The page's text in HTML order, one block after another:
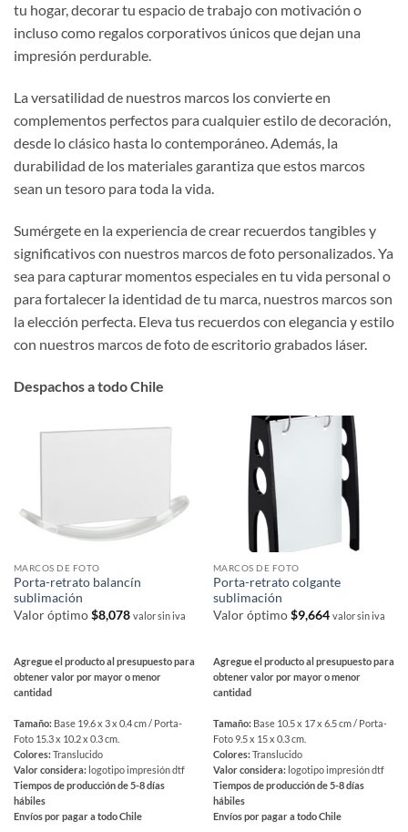
tu hogar, decorar tu espacio de trabajo con motivación o
incluso como regalos corporativos únicos que dejan una
impresión perdurable.
La versatilidad de nuestros marcos los convierte en
complementos perfectos para cualquier estilo de decoración,
desde lo clásico hasta lo contemporáneo. Además, la
durabilidad de los materiales garantiza que estos marcos
sean un tesoro para toda la vida.
Sumérgete en la experiencia de crear recuerdos tangibles y
significativos con nuestros marcos de foto personalizados. Ya
sea para capturar momentos especiales en tu vida personal o
para fortalecer la identidad de tu marca, nuestros marcos son
la elección perfecta. Eleva tus recuerdos con elegancia y estilo
con nuestros marcos de foto de escritorio grabados láser.
Despachos a todo Chile
MARCOS DE FOTO
Porta-retrato balancín
sublimación
Valor óptimo$8,078 valor sin iva
Agregue el producto al presupuesto para
obtener valor por mayor o menor
cantidad
Tamaño: Base 19.6 x 3 x 0.4 cm / Porta-
Foto 15.3 x 10.2 x 0.3 cm.
Colores:Translucido
Valor considera: logotipo impresión dtf
Tiempos de producción de 5-8 días
hábiles
Envíos por pagar a todo Chile
MARCOS DE FOTO
Porta-retrato colgante
sublimación
Valor óptimo$9,664 valor sin iva
Agregue el producto al presupuesto para
obtener valor por mayor o menor
cantidad
Tamaño: Base 10.5 x 17 x 6.5 cm / Porta-
Foto 9.5 x 15 x 0.3 cm.
Colores:Translucido
Valor considera: logotipo impresión dtf
Tiempos de producción de 5-8 días
hábiles
Envíos por pagar a todo Chile